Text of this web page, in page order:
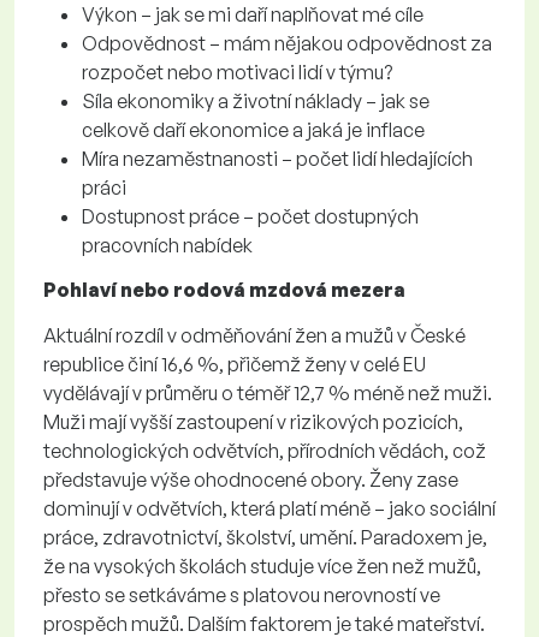
Výkon – jak se mi daří naplňovat mé cíle
Odpovědnost – mám nějakou odpovědnost za
rozpočet nebo motivaci lidí v týmu?
Síla ekonomiky a životní náklady – jak se
celkově daří ekonomice a jaká je inflace
Míra nezaměstnanosti – počet lidí hledajících
práci
Dostupnost práce – počet dostupných
pracovních nabídek
Pohlaví nebo rodová mzdová mezera
Aktuální rozdíl v odměňování žen a mužů v České
republice činí 16,6 %, přičemž ženy v celé EU
vydělávají v průměru o téměř 12,7 % méně než muži.
Muži mají vyšší zastoupení v rizikových pozicích,
technologických odvětvích, přírodních vědách, což
představuje výše ohodnocené obory. Ženy zase
dominují v odvětvích, která platí méně – jako sociální
práce, zdravotnictví, školství, umění. Paradoxem je,
že na vysokých školách studuje více žen než mužů,
přesto se setkáváme s platovou nerovností ve
prospěch mužů. Dalším faktorem je také mateřství.